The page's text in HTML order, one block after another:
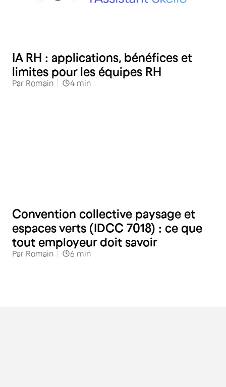
IA RH : applications, bénéfices et
limites pour les équipes RH
Par Romain 4 min
Convention collective paysage et
espaces verts (IDCC 7018) : ce que
tout employeur doit savoir
Par Romain 6 min